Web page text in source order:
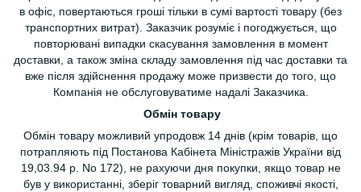
в офіс, повертаються гроші тільки в сумі вартості товару (без
транспортних витрат). Заказчик розуміє і погоджується, що
повторювані випадки скасування замовлення в момент
доставки, а також зміна складу замовлення під час доставки та
вже після здійснення продажу може призвести до того, що
Компанія не обслуговуватиме надалі Заказчика.
Обмін товару
Обмін товару можливий упродовж 14 днів (крім товарів, що
потрапляють під Постанова Кабінета Міністражів України від
19,03.94 р. No 172), не рахуючи дня покупки, якщо товар не
був у використанні, зберіг товарний вигляд, споживчі якості,